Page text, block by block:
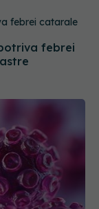
febrei